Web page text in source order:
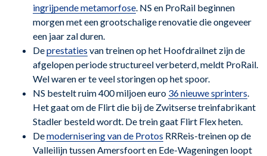
ingrijpende metamorfose . NS en ProRail beginnen
morgen met een grootschalige renovatie die ongeveer
een jaar zal duren.
Deprestaties van treinen op het Hoofdrailnet zijn de
afgelopen periode structureel verbeterd, meldt ProRail.
Wel waren er te veel storingen op het spoor.
NS bestelt ruim 400 miljoen euro 36 nieuwe sprinters
Het gaat om de Flirt die bij de Zwitserse treinfabrikant
Stadler besteld wordt. De trein gaat Flirt Flex heten.
Demodernisering van de Protos RRReis-treinen op de
Valleilijn tussen Amersfoort en Ede-Wageningen loopt